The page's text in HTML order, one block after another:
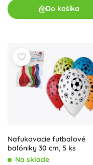
Do košíka
Nafukovacie futbalové
balóniky 30 cm, 5 ks
Na sklade